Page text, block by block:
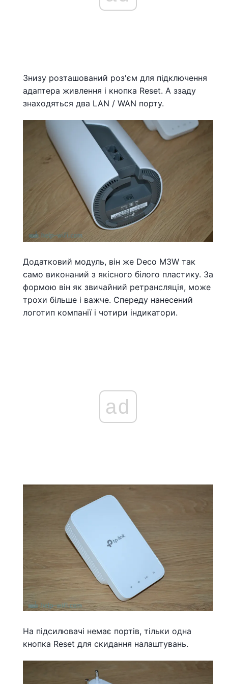
Знизу розташований роз'єм для підключення
адаптера живлення і кнопка Reset. А ззаду
знаходяться два LAN / WAN порту.
Додатковий модуль, він же Deco M3W так
само виконаний з якісного білого пластику. За
формою він як звичайний ретрансляція, може
трохи більше і важче. Спереду нанесений
логотип компанії і чотири індикатори.
ad
На підсилювачі немає портів, тільки одна
кнопка Reset для скидання налаштувань.